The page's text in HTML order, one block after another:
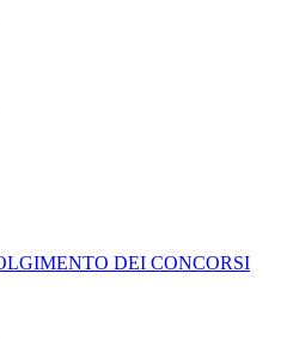
DEI CONCORSI